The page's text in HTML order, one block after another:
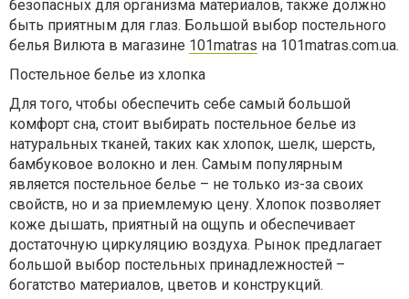
безопасных для организма материалов, также должно
быть приятным для глаз. Большой выбор постельного
белья Вилюта в магазине 101matras на 101matras.com.ua.
Постельное белье из хлопка
Для того, чтобы обеспечить себе самый большой
комфорт сна, стоит выбирать постельное белье из
натуральных тканей, таких как хлопок, шелк, шерсть,
бамбуковое волокно и лен. Самым популярным
является постельное белье – не только из-за своих
свойств, но и за приемлемую цену. Хлопок позволяет
коже дышать, приятный на ощупь и обеспечивает
достаточную циркуляцию воздуха. Рынок предлагает
большой выбор постельных принадлежностей –
богатство материалов, цветов и конструкций.